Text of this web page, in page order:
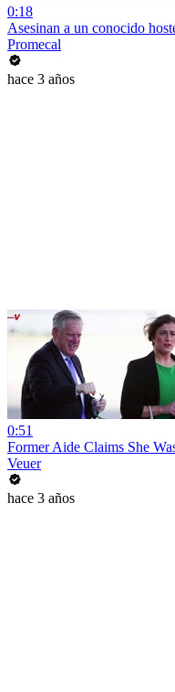
0:18
Asesinan a un conocido
Promecal
hace 3 años
0:51
Former Aide Claims She
Veuer
hace 3 años